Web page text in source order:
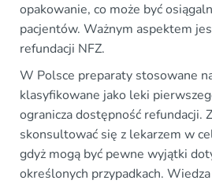
opakowanie, co może być
pacjentów. Ważnym aspektem
refundacji NFZ.
W Polsce preparaty stosowane
klasyfikowane jako leki
ogranicza dostępność refundacji.
skonsultować się z lekarzem w
gdyż mogą być pewne wyjątki
określonych przypadkach.